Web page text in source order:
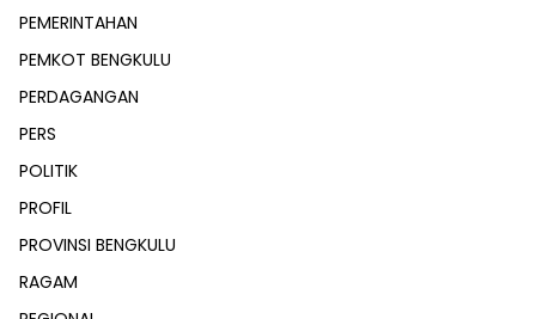
PEMERINTAHAN
PEMKOT BENGKULU
PERDAGANGAN
PERS
POLITIK
PROFIL
PROVINSI BENGKULU
RAGAM